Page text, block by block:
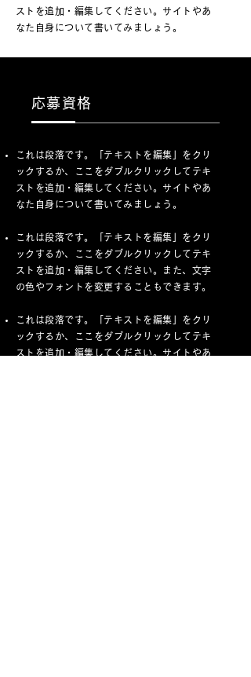
ストを追加・編集してください。サイトやあ
なた自身について書いてみましょう。
応募資格
これは段落です。「テキストを編集」をクリ
ックするか、ここをダブルクリックしてテキ
ストを追加・編集してください。サイトやあ
なた自身について書いてみましょう。
これは段落です。「テキストを編集」をクリ
ックするか、ここをダブルクリックしてテキ
ストを追加・編集してください。また、文字
の色やフォントを変更することもできます。
これは段落です。「テキストを編集」をクリ
ックするか、ここをダブルクリックしてテキ
ストを追加・編集してください。サイトやあ